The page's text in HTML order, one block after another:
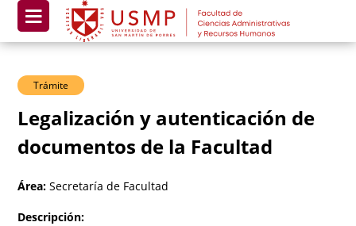
Trámite
Legalización y autenticación de
documentos de la Facultad
Área:Secretaría de Facultad
Descripción: